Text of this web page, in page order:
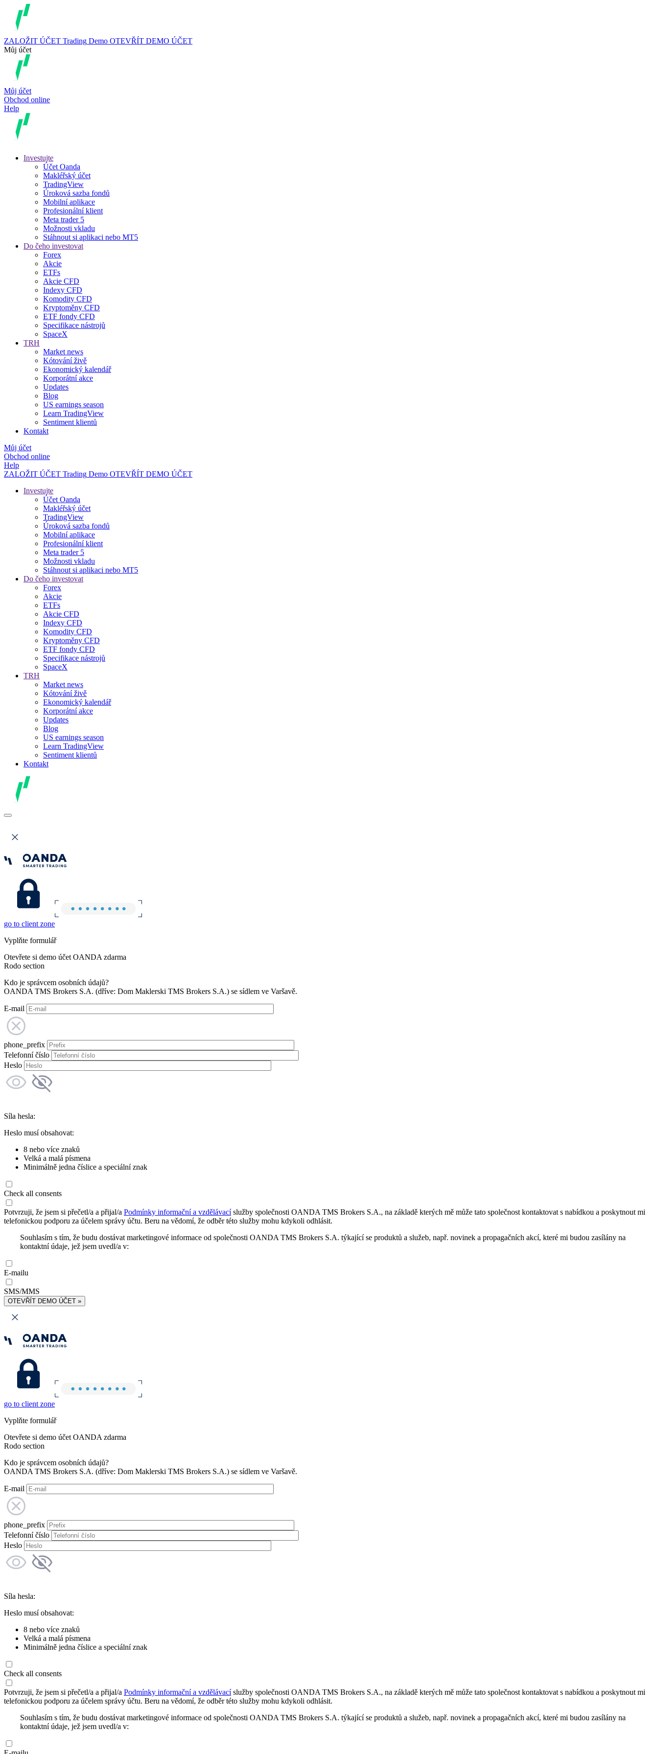
ZALOŽIT ÚČET Trading Demo OTEVŘÍT DEMO ÚČET
Můj účet
Můj účet
Obchod online
Help
Investujte
Účet Oanda
Makléřský účet
TradingView
Úroková sazba fondů
Mobilní aplikace
Profesionální klient
Meta trader 5
Možnosti vkladu
Stáhnout si aplikaci nebo MT5
Do čeho investovat
Forex
Akcie
ETFs
Akcie CFD
Indexy CFD
Komodity CFD
Kryptoměny CFD
ETF fondy CFD
Specifikace nástrojů
SpaceX
TRH
Market news
Kótování živě
Ekonomický kalendář
Korporátní akce
Updates
Blog
US earnings season
Learn TradingView
Sentiment klientů
Kontakt
Můj účet
Obchod online
Help
ZALOŽIT ÚČET Trading Demo OTEVŘÍT DEMO ÚČET
Investujte
Účet Oanda
Makléřský účet
TradingView
Úroková sazba fondů
Mobilní aplikace
Profesionální klient
Meta trader 5
Možnosti vkladu
Stáhnout si aplikaci nebo MT5
Do čeho investovat
Forex
Akcie
ETFs
Akcie CFD
Indexy CFD
Komodity CFD
Kryptoměny CFD
ETF fondy CFD
Specifikace nástrojů
SpaceX
TRH
Market news
Kótování živě
Ekonomický kalendář
Korporátní akce
Updates
Blog
US earnings season
Learn TradingView
Sentiment klientů
Kontakt
go to client zone
Vyplňte formulář
Otevřete si demo účet OANDA zdarma
Rodo section
Kdo je správcem osobních údajů?
OANDA TMS Brokers S.A. (dříve: Dom Maklerski TMS Brokers S.A.) se sídlem ve Varšavě.
E-mail
phone_prefix
Telefonní číslo
Heslo
Síla hesla:
Heslo musí obsahovat:
8 nebo více znaků
Velká a malá písmena
Minimálně jedna číslice a speciální znak
Check all consents
Potvrzuji, že jsem si přečetl/a a přijal/a Podmínky informační a vzdělávacíslužby společnosti OANDA TMS Brokers S.A., na základě kterých mě může tato společnost kontaktovat s nabídkou a poskytnout mi
telefonickou podporu za účelem správy účtu. Beru na vědomí, že odběr této služby mohu kdykoli odhlásit.
Souhlasím s tím, že budu dostávat marketingové informace od společnosti OANDA TMS Brokers S.A. týkající se produktů a služeb, např. novinek a propagačních akcí, které mi budou zasílány na
kontaktní údaje, jež jsem uvedl/a v:
E-mailu
SMS/MMS
OTEVŘÍT DEMO ÚČET »
go to client zone
Vyplňte formulář
Otevřete si demo účet OANDA zdarma
Rodo section
Kdo je správcem osobních údajů?
OANDA TMS Brokers S.A. (dříve: Dom Maklerski TMS Brokers S.A.) se sídlem ve Varšavě.
E-mail
phone_prefix
Telefonní číslo
Heslo
Síla hesla:
Heslo musí obsahovat:
8 nebo více znaků
Velká a malá písmena
Minimálně jedna číslice a speciální znak
Check all consents
Potvrzuji, že jsem si přečetl/a a přijal/a Podmínky informační a vzdělávacíslužby společnosti OANDA TMS Brokers S.A., na základě kterých mě může tato společnost kontaktovat s nabídkou a poskytnout mi
telefonickou podporu za účelem správy účtu. Beru na vědomí, že odběr této služby mohu kdykoli odhlásit.
Souhlasím s tím, že budu dostávat marketingové informace od společnosti OANDA TMS Brokers S.A. týkající se produktů a služeb, např. novinek a propagačních akcí, které mi budou zasílány na
kontaktní údaje, jež jsem uvedl/a v: